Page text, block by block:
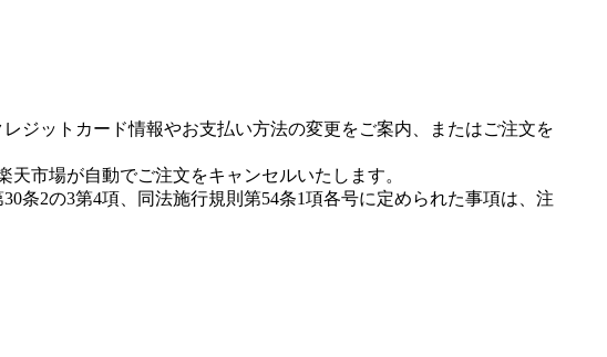
ジットカード情報やお支払い方法の変更をご案内、またはご注文を
市場が自動でご注文をキャンセルいたします。
条2の3第4項、同法施行規則第54条1項各号に定められた事項は、注